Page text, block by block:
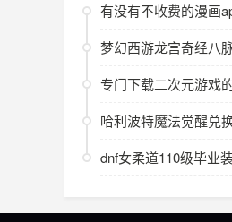
有没有不收费的漫画
梦幻西游龙宫奇经八
专门下载二次元游戏
哈利波特魔法觉醒兑
dnf女柔道110级毕业